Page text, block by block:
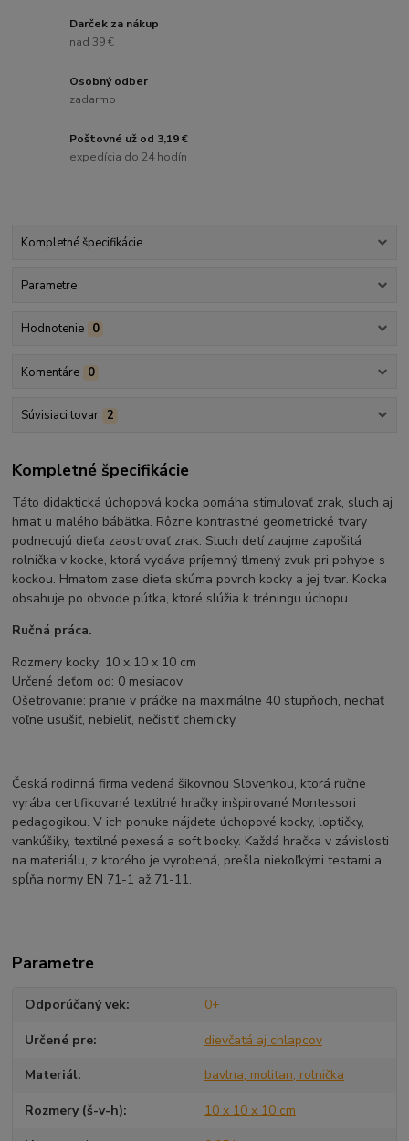
Darček za nákup
nad 39 €
Osobný odber
zadarmo
Poštovné už od 3,19 €
expedícia do 24 hodín
Kompletné špecifikácie
Parametre
Hodnotenie 0
Komentáre 0
Súvisiaci tovar 2
Kompletné špecifikácie
Táto didaktická úchopová kocka pomáha stimulovať zrak, sluch aj
hmat u malého bábätka. Rôzne kontrastné geometrické tvary
podnecujú dieťa zaostrovať zrak. Sluch detí zaujme zapošitá
rolnička v kocke, ktorá vydáva príjemný tlmený zvuk pri pohybe s
kockou. Hmatom zase dieťa skúma povrch kocky a jej tvar. Kocka
obsahuje po obvode pútka, ktoré slúžia k tréningu úchopu.
Ručná práca.
Rozmery kocky: 10 x 10 x 10 cm
Určené deťom od: 0 mesiacov
Ošetrovanie: pranie v práčke na maximálne 40 stupňoch, nechať
voľne usušiť, nebieliť, nečistiť chemicky.
Česká rodinná firma vedená šikovnou Slovenkou, ktorá ručne
vyrába certifikované textilné hračky inšpirované Montessori
pedagogikou. V ich ponuke nájdete úchopové kocky, loptičky,
vankúšiky, textilné pexesá a soft booky. Každá hračka v závislosti
na materiálu, z ktorého je vyrobená, prešla niekoľkými testami a
spĺňa normy EN 71-1 až 71-11.
Parametre
Odporúčaný vek 0+
Určené pre dievčatá aj chlapcov
Materiál bavlna, molitan, rolnička
Rozmery (š-v-h) 10 x 10 x 10 cm